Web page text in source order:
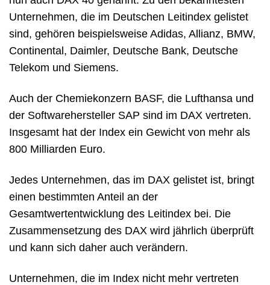
Unternehmen, die im Deutschen Leitindex gelistet
sind, gehören beispielsweise Adidas, Allianz, BMW,
Continental, Daimler, Deutsche Bank, Deutsche
Telekom und Siemens.
Auch der Chemiekonzern BASF, die Lufthansa und
der Softwarehersteller SAP sind im DAX vertreten.
Insgesamt hat der Index ein Gewicht von mehr als
800 Milliarden Euro.
Jedes Unternehmen, das im DAX gelistet ist, bringt
einen bestimmten Anteil an der
Gesamtwertentwicklung des Leitindex bei. Die
Zusammensetzung des DAX wird jährlich überprüft
und kann sich daher auch verändern.
Unternehmen, die im Index nicht mehr vertreten